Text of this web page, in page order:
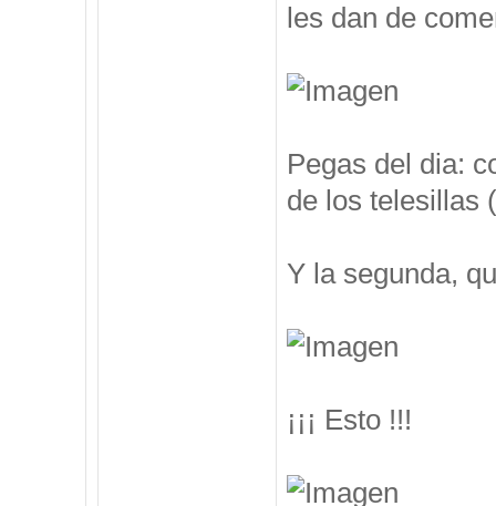
les dan de
Pegas del dia:
de los telesillas
Y la segunda,
¡¡¡ Esto !!!